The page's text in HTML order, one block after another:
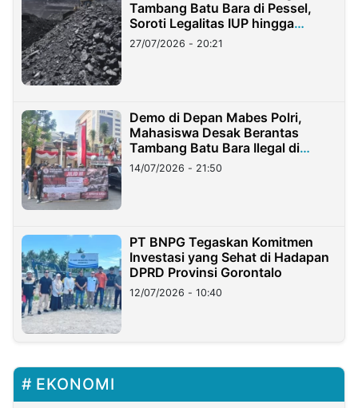
Tambang Batu Bara di Pessel,
Soroti Legalitas IUP hingga
Stockpile
27/07/2026 - 20:21
Demo di Depan Mabes Polri,
Mahasiswa Desak Berantas
Tambang Batu Bara Ilegal di
Lampung
14/07/2026 - 21:50
PT BNPG Tegaskan Komitmen
Investasi yang Sehat di Hadapan
DPRD Provinsi Gorontalo
12/07/2026 - 10:40
EKONOMI